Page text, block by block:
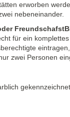
erworben
nebeneinander.
für ein
zwei Personen